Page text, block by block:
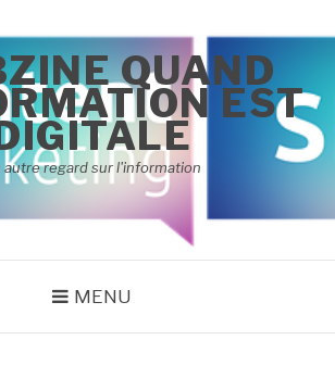
QUAND
EST
autre regard sur l'information
MENU